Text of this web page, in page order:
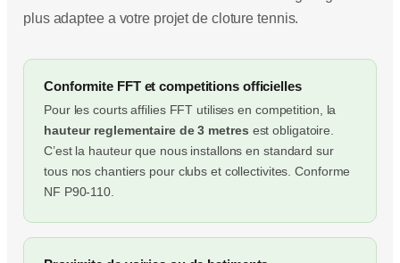
plus adaptee a votre projet de cloture tennis.
Conformite FFT et competitions officielles
Pour les courts affilies FFT utilises en competition, la
hauteur reglementaire de 3 metres est obligatoire.
C’est la hauteur que nous installons en standard sur
tous nos chantiers pour clubs et collectivites. Conforme
NF P90-110.